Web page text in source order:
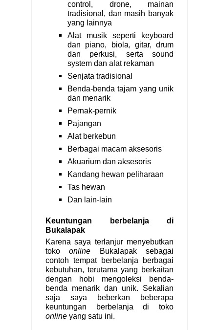
control, drone, mainan
tradisional, dan masih banyak
yang lainnya
Alat musik seperti keyboard
dan piano, biola, gitar, drum
dan perkusi, serta sound
system dan alat rekaman
Senjata tradisional
Benda-benda tajam yang unik
dan menarik
Pernak-pernik
Pajangan
Alat berkebun
Berbagai macam aksesoris
Akuarium dan aksesoris
Kandang hewan peliharaan
Tas hewan
Dan lain-lain
Keuntungan berbelanja di
Bukalapak
Karena saya terlanjur menyebutkan
tokoonline Bukalapak sebagai
contoh tempat berbelanja berbagai
kebutuhan, terutama yang berkaitan
dengan hobi mengoleksi benda-
benda menarik dan unik. Sekalian
saja saya beberkan beberapa
keuntungan berbelanja di toko
online yang satu ini.